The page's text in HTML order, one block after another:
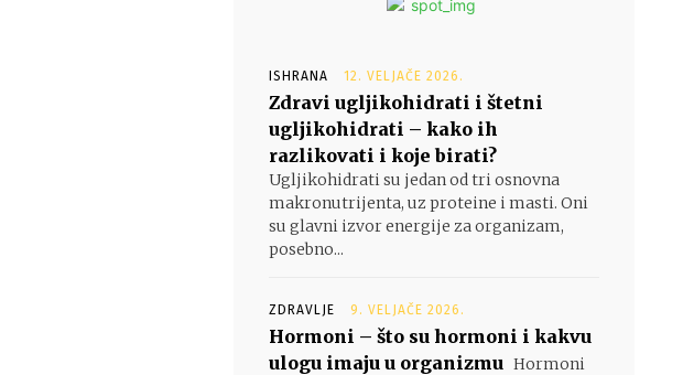
ISHRANA 12. VELJAČE 2026.
Zdravi ugljikohidrati i štetni
ugljikohidrati – kako ih
razlikovati i koje birati?
Ugljikohidrati su jedan od tri osnovna
makronutrijenta, uz proteine i masti. Oni
su glavni izvor energije za organizam,
posebno...
ZDRAVLJE 9. VELJAČE 2026.
Hormoni – što su hormoni i kakvu
ulogu imaju u organizmu Hormoni